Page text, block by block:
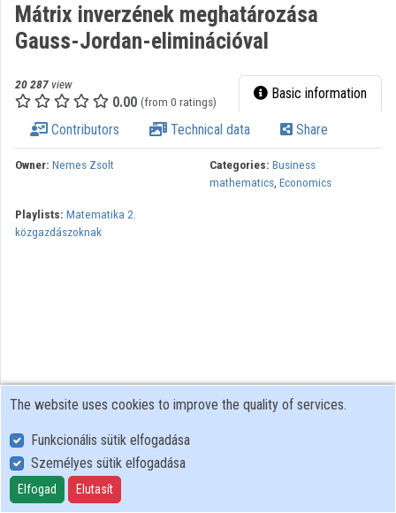
Categories
Contributors
Mátrix inverzének meghatározása
Gauss-Jordan-eliminációval
20 287 view
0.00 (from 0 ratings) Basic information
Contributors Technical data Share
Owner: Nemes Zsolt Categories: Business
mathematics, Economics
Playlists: Matematika 2.
közgazdászoknak
User Policy
Adatkezelési tájékoztató (en)
Cookie Policy
The website uses cookies to improve the quality of services.
Funkcionális sütik elfogadása
Személyes sütik elfogadása
Elfogad Elutasít